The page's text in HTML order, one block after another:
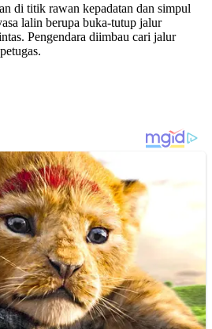
di titik rawan kepadatan dan simpul
lalin berupa buka-tutup jalur
Pengendara diimbau cari jalur